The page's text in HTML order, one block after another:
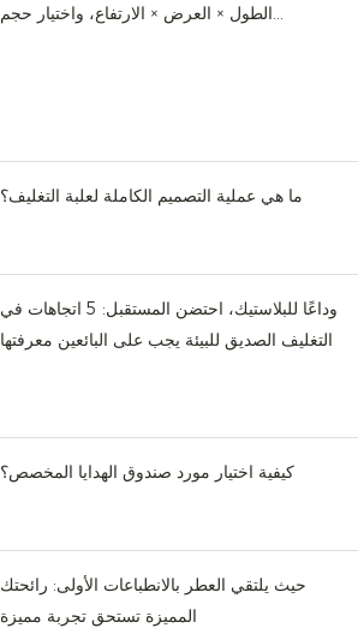
الطول × العرض × الارتفاع، واختيار حجم
ما هي عملية التصميم الكاملة لعلبة التغليف؟
وداعًا للبلاستيك، احتضن المستقبل: 5 اتجاهات في
التغليف الصديق للبيئة يجب على البائعين معرفتها
كيفية اختيار مورد صندوق الهدايا المخصص؟
حيث يلتقي العطر بالانطباعات الأولى: رائحتك
المميزة تستحق تجربة مميزة